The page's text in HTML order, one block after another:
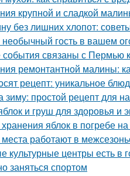
крупной и сладкой
без лишних хлопот:
гость в вашем
события связаны с Пермью
ремонтантной малины:
рецепт: уникальное
зиму: простой рецепт для
и груш для здоровья и
яблок в погребе на
работают в
культурные центры есть в
заняться спортом